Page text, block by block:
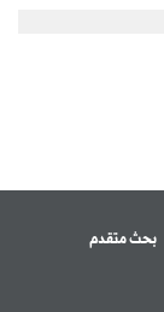
بحث متقدم